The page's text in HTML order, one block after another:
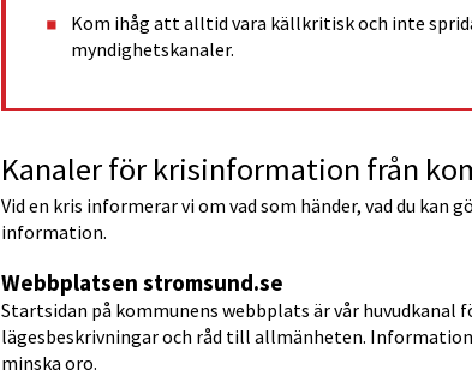
Kom ihåg att alltid vara källkritisk och inte
myndighetskanaler.
Kanaler för krisinformation från
Vid en kris informerar vi om vad som händer, vad du kan
information.
Webbplatsen stromsund.se
Startsidan på kommunens webbplats är vår
lägesbeskrivningar och råd till allmänheten.
minska oro.